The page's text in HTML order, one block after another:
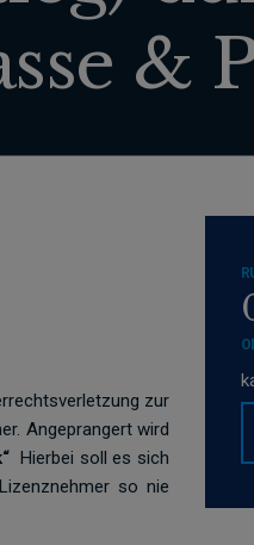
&
zur
Angeprangert wird
Hierbei soll es sich
so nie